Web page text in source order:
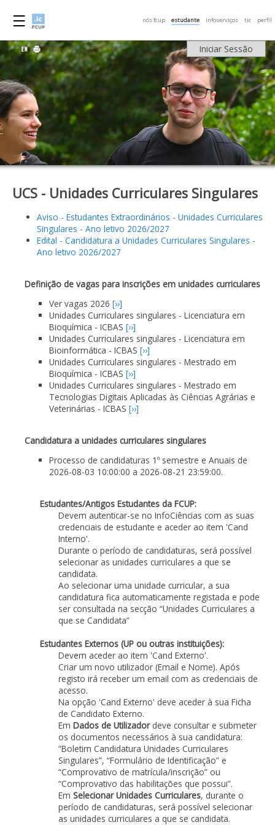
nós fcup estudante infoserviços tic perfil
Iniciar Sessão
UCS - Unidades Curriculares Singulares
Aviso - Estudantes Extraordinários - Unidades Curriculares
Singulares - Ano letivo 2026/2027
Edital - Candidatura a Unidades Curriculares Singulares -
Ano letivo 2026/2027
Definição de vagas para inscrições em unidades curriculares
Ver vagas 2026 [››]
Unidades Curriculares singulares - Licenciatura em
Bioquímica - ICBAS [››]
Unidades Curriculares singulares - Licenciatura em
Bioinformática - ICBAS [››]
Unidades Curriculares singulares - Mestrado em
Bioquímica - ICBAS [››]
Unidades Curriculares singulares - Mestrado em
Tecnologias Digitais Aplicadas às Ciências Agrárias e
Veterinárias - ICBAS [››]
Candidatura a unidades curriculares singulares
Processo de candidaturas 1º semestre e Anuais de
2026-08-03 10:00:00 a 2026-08-21 23:59:00.
Estudantes/Antigos Estudantes da FCUP:
Devem autenticar-se no InfoCiências com as suas
credenciais de estudante e aceder ao item 'Cand
Interno'.
Durante o período de candidaturas, será possível
selecionar as unidades curriculares a que se
candidata.
Ao selecionar uma unidade curricular, a sua
candidatura fica automaticamente registada e pode
ser consultada na secção “Unidades Curriculares a
que se Candidata”
Estudantes Externos (UP ou outras instituições):
Devem aceder ao item 'Cand Externo'.
Criar um novo utilizador (Email e Nome). Após
registo irá receber um email com as credenciais de
acesso.
Na opção 'Cand Externo' deve aceder à sua Ficha
de Candidato Externo.
Em Dados de Utilizadordeve consultar e submeter
os documentos necessários à sua candidatura:
“Boletim Candidatura Unidades Curriculares
Singulares”, “Formulário de Identificação” e
“Comprovativo de matrícula/inscrição” ou
“Comprovativo das habilitações que possui”.
Em Selecionar Unidades Curriculares, durante o
período de candidaturas, será possível selecionar
as unidades curriculares a que se candidata.